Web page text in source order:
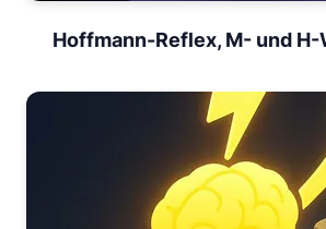
Hoffmann-Reflex, M- und H-